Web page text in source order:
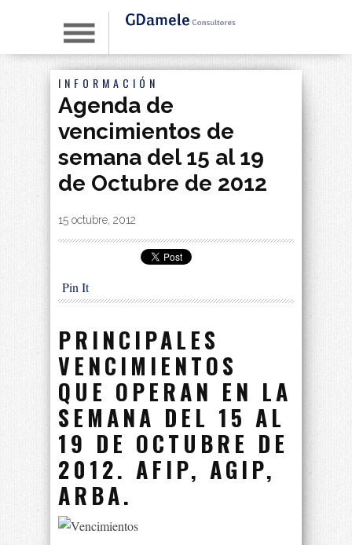
INFORMACIÓN
Agenda de
vencimientos de
semana del 15 al 19
de Octubre de 2012
By|
15 octubre, 2012
Pin It
PRINCIPALES
VENCIMIENTOS
QUE OPERAN EN LA
SEMANA DEL 15 AL
19 DE OCTUBRE DE
2012. AFIP, AGIP,
ARBA.